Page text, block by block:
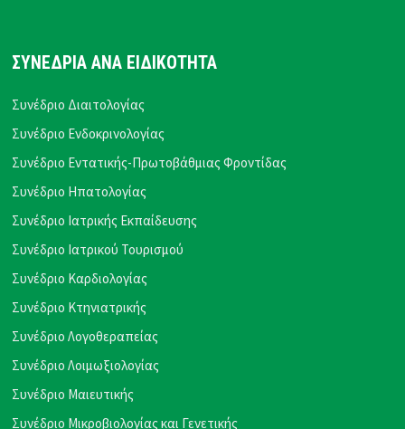
ΣΥΝΕΔΡΙΑ ΑΝΑ ΕΙΔΙΚΟΤΗΤΑ
Συνέδριο Διαιτολογίας
Συνέδριο Ενδοκρινολογίας
Συνέδριο Εντατικής-Πρωτοβάθμιας Φροντίδας
Συνέδριο Ηπατολογίας
Συνέδριο Ιατρικής Εκπαίδευσης
Συνέδριο Ιατρικού Τουρισμού
Συνέδριο Καρδιολογίας
Συνέδριο Κτηνιατρικής
Συνέδριο Λογοθεραπείας
Συνέδριο Λοιμωξιολογίας
Συνέδριο Μαιευτικής
Συνέδριο Μικροβιολογίας και Γενετικής